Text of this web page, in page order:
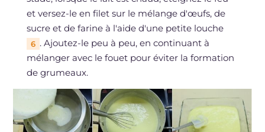
et versez-le en filet sur le mélange d'œufs, de
sucre et de farine à l'aide d'une petite louche
6 . Ajoutez-le peu à peu, en continuant à
mélanger avec le fouet pour éviter la formation
de grumeaux.